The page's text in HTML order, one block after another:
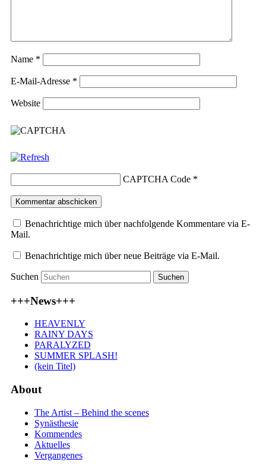
Name *
E-Mail-Adresse *
Website
CAPTCHA Code*
Benachrichtige mich über nachfolgende Kommentare via E-
Mail.
Benachrichtige mich über neue Beiträge via E-Mail.
Suchen
+++News+++
HEAVENLY
RAINY DAYS
PARALYZED
SUMMER SPLASH!
(kein Titel)
About
The Artist – Behind the scenes
Synästhesie
Kommendes
Aktuelles
Vergangenes